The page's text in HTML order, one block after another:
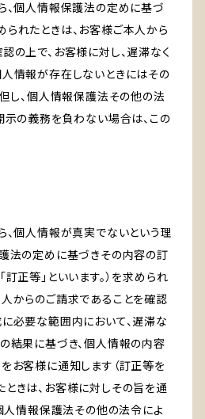
、個人情報保護法の定めに基づ
れたときは、お客様ご本人から
の上で、お客様に対し、遅滞なく
情報が存在しないときにはその
但し、個人情報保護法その他の法
示の義務を負わない場合は、この
、個人情報が真実でないという理
法の定めに基づきその内容の訂
訂正等」といいます。）を求められ
からのご請求であることを確認
必要な範囲内において、遅滞な
結果に基づき、個人情報の内容
お客様に通知します（訂正等を
きは、お客様に対しその旨を通
個人情報保護法その他の法令によ